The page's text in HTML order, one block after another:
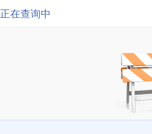
正在查询中